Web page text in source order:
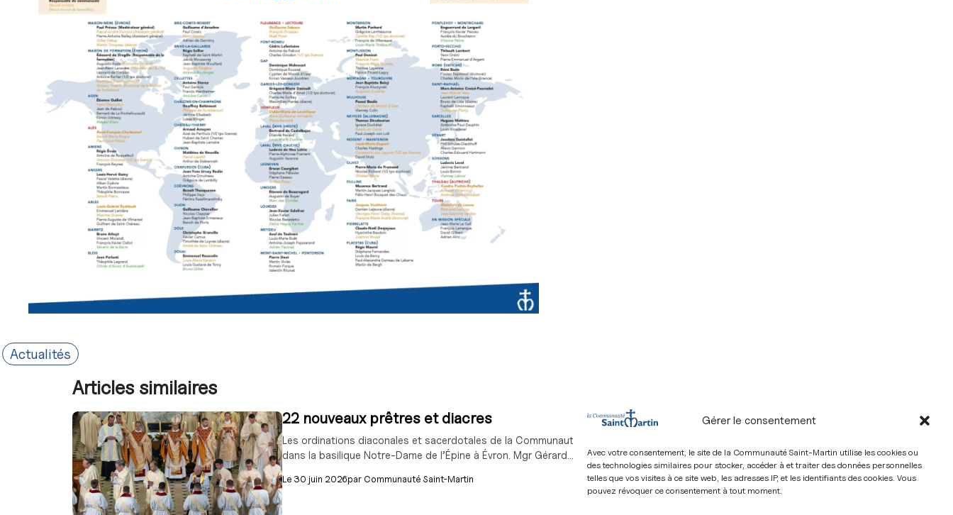
Gérer le consentement
Avec votre consentement, le site de la Communauté Saint-Martin utilise les cookies ou
des technologies similaires pour stocker, accéder à et traiter des données personnelles
telles que vos visites à ce site web, les adresses IP, et les identifiants des cookies. Vous
pouvez révoquer ce consentement à tout moment.
Actualités
Articles similaires
22 nouveaux prêtres et diacres
Les ordinations diaconales et sacerdotales de la Communauté Saint-Martin ont eu lieu le vendredi 19 juin et samedi 20 juin,
dans la basilique Notre-Dame de l’Épine à Évron. Mgr Gérard...
Le 30 juin 2026parCommunauté Saint-Martin